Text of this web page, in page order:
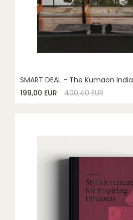
SMART DEAL - The Kumaon India
199,00 EUR
400,40 EUR